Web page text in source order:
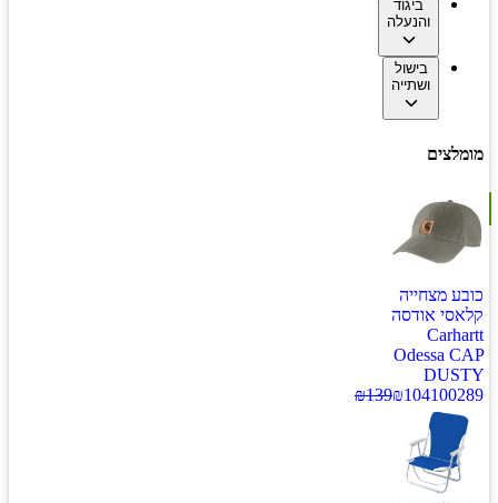
ביגוד
והנעלה
בישול
ושתייה
מומלצים
כובע מצחייה
קלאסי אודסה
Carhartt
Odessa CAP
DUSTY
100289
₪104
₪139